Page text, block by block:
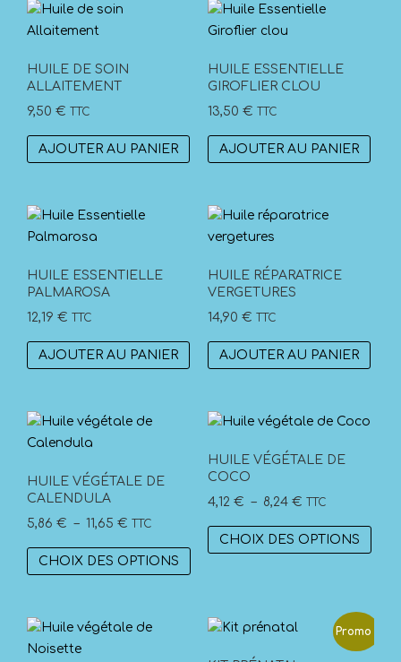
HUILE DE SOIN
ALLAITEMENT
9,50 € TTC
AJOUTER AU PANIER
HUILE ESSENTIELLE
GIROFLIER CLOU
13,50 € TTC
AJOUTER AU PANIER
HUILE ESSENTIELLE
PALMAROSA
12,19 € TTC
AJOUTER AU PANIER
HUILE RÉPARATRICE
VERGETURES
14,90 € TTC
AJOUTER AU PANIER
HUILE VÉGÉTALE DE
CALENDULA
5,86 € – 11,65 € Plage
de
prix :
11,65 €
TTC
CHOIX DES OPTIONS
Ce
produit
plusieurs
variations.
Les
HUILE VÉGÉTALE DE
COCO
4,12 € – 8,24 €Plage
de
prix :
TTC
CHOIX DES OPTIONS
Ce
Les
Promo !